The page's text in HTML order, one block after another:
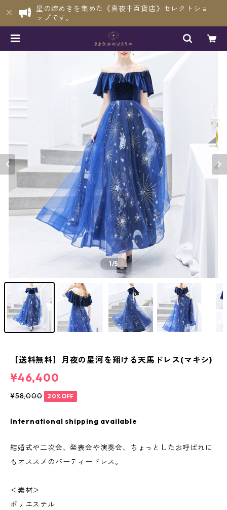
星の煌めきを集めた《真夜中百貨店》セレクトショ
ップです。
1/5
【送料無料】月夜の星河を翔ける天馬ドレス(マキシ)
¥46,400
¥58,000 20%OFF
International shipping available
結婚式や二次会、発表会や演奏会、ちょっとしたお呼ばれに
もオススメのパーティードレス。
＜素材＞
ポリエステル